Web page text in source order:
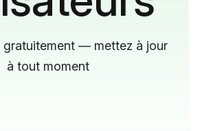
gratuitement — mettez à jour
à tout moment